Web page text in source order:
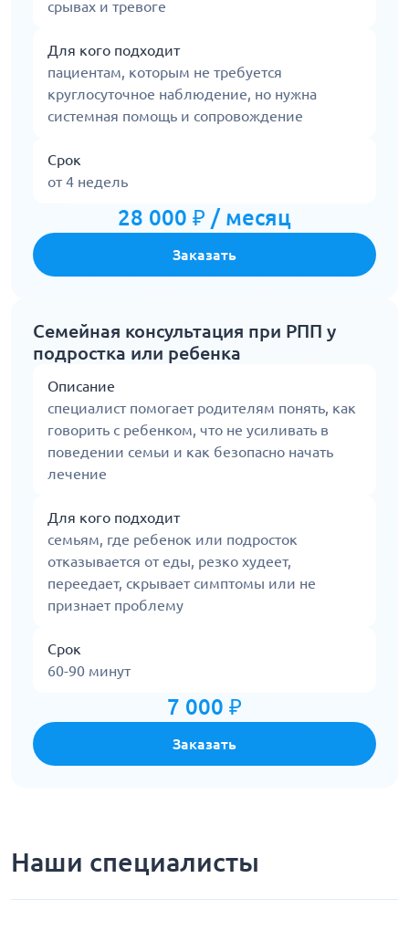
срывах и тревоге
Для кого подходит
пациентам, которым не требуется
круглосуточное наблюдение, но нужна
системная помощь и сопровождение
Срок
от 4 недель
28 000 ₽ / месяц
Заказать
Семейная консультация при РПП у
подростка или ребенка
Описание
специалист помогает родителям понять, как
говорить с ребенком, что не усиливать в
поведении семьи и как безопасно начать
лечение
Для кого подходит
семьям, где ребенок или подросток
отказывается от еды, резко худеет,
переедает, скрывает симптомы или не
признает проблему
Срок
60-90 минут
7 000 ₽
Заказать
Наши специалисты